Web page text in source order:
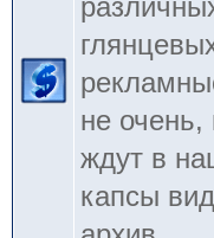
не
ждут в
капсы